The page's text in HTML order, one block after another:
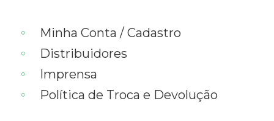
Minha Conta / Cadastro
Distribuidores
Imprensa
Política de Troca e Devolução